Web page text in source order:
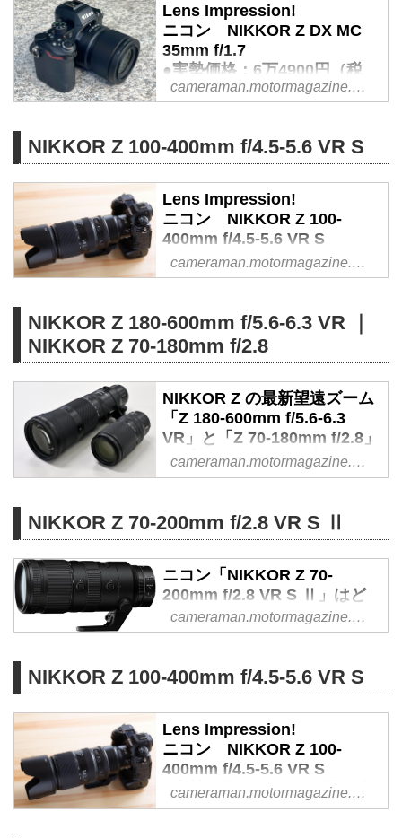
時に「NIKKOR Z24-120mm f/4
S」も発売され、一気にZマウン
トの標準ズームラインナップに厚
みが出てきた。今回はその
NIKKOR Z28-75mm f/2.8をレビュ
としてレビューを公開予定だ。
Lens Impression!
ニコン NIKKOR Z DX MC
35mm f/1.7
●実勢価格：6万4900円（税
込）
ニコンZマウントのDXフォーマッ
クロレンズ（ニコン的に言えば
「マイクロ」）が2025年10月末
に発売された。最大撮影倍率は
0.67倍となり、フルサイズ換算で
言うところの 「”等倍相当” のクロ
スポイント。それでいて重さは約
220gしかなく全長も約7cmと、な
かなかコンパクトに仕上がってい
る。
cameraman.motormagazine.co.jp
NIKKOR Z 100-400mm f/4.5-5.6 VR S
Lens Impression!
ニコン NIKKOR Z 100-
400mm f/4.5-5.6 VR S
●実勢価格：34万9800円（税
込） ●photo＆text:諏訪光二
フラッグシップ＝Z 9も発売され
意気揚々としている（であろう）
ニコンはレンズの拡充も図ってい
る。いよいよZマウントが主流と
なろうとしているのだ。そんな中
発売したのが人気の高いクラスで
ある超望遠ズーム、「NIKKOR Z
100-400mm f/4.5-5.6 VR S」だ。
組み合わせてのレビューをお届け
しよう。
cameraman.motormagazine.co.jp
NIKKOR Z 180-600mm f/5.6-6.3 VR ｜
NIKKOR Z 70-180mm f/2.8
NIKKOR Z の最新望遠ズーム
「Z 180-600mm f/5.6-6.3
VR」と「Z 70-180mm f/2.8」
をプロカメラマンが真夏のサ
ーキットで使ってみた - Web
ニコンの「Z 180-600mm f/5.6-6.3
側180mmのズームレンジを達
成、さらに嬉しいインターナルズ
ーム仕様のレンズ。このレンズと
まるで“兄弟”のような「Z 70-
ットインプレッションしてみた。
（2023年9月22日公開、2026年5
月15日リライト）
cameraman.motormagazine.co.jp
NIKKOR Z 70-200mm f/2.8 VR S Ⅱ
ニコン「NIKKOR Z 70-
200mm f/2.8 VR S Ⅱ」はど
んなレンズ？ プロカメラマン
が実写してレビュー - Webカ
ニコンから"NIKKOR Z 70-200mm
ズは2020年に発売されたNIKKOR
Z 70-200mm f/2.8 VR Sの後継モ
デルで、注目点は従来型から大幅
な軽量化とSSVCM（シルキース
ウィフト ボイスコイルモータ
cameraman.motormagazine.co.jp
NIKKOR Z 100-400mm f/4.5-5.6 VR S
Lens Impression!
ニコン NIKKOR Z 100-
400mm f/4.5-5.6 VR S
●実勢価格：34万9800円（税
込） ●photo＆text:諏訪光二
cameraman.motormagazine.co.jp